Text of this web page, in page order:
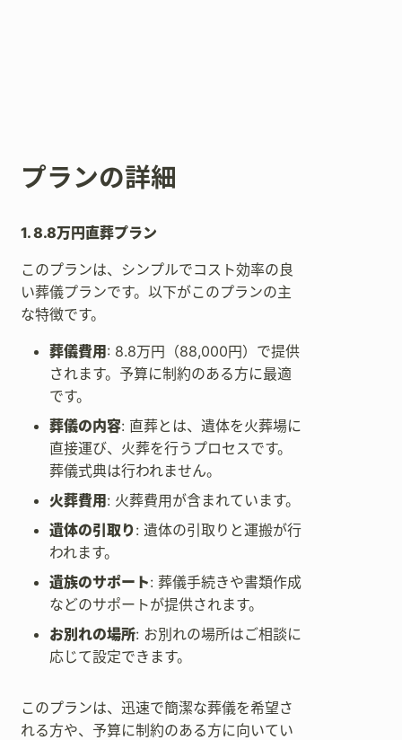
プランの詳細
1. 8.8万円直葬プラン
このプランは、シンプルでコスト効率の良
い葬儀プランです。以下がこのプランの主
な特徴です。
葬儀費用: 8.8万円（88,000円）で提供
されます。予算に制約のある方に最適
です。
葬儀の内容: 直葬とは、遺体を火葬場に
直接運び、火葬を行うプロセスです。
葬儀式典は行われません。
火葬費用: 火葬費用が含まれています。
遺体の引取り: 遺体の引取りと運搬が行
われます。
遺族のサポート: 葬儀手続きや書類作成
などのサポートが提供されます。
お別れの場所: お別れの場所はご相談に
応じて設定できます。
このプランは、迅速で簡潔な葬儀を希望さ
れる方や、予算に制約のある方に向いてい